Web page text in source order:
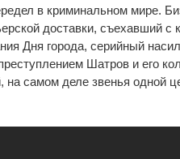
в криминальном мире.
доставки, съехавший с
Дня города, серийный
Шатров и его
на самом деле звенья одной